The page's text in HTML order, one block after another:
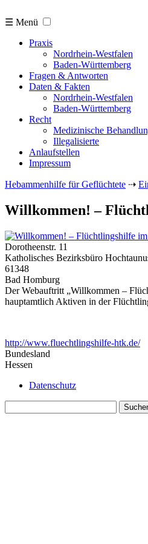
☰ Menü
Praxis
Nordrhein-Westfalen
Baden-Württemberg
Fragen & Antworten
Daten & Fakten
Nordrhein-Westfalen
Baden-Württemberg
Recht
Medizinische
Illegalisierte
Anlaufstellen
Impressum
Hebammenhilfe für Geflüchtete ⇢
Willkommen! –
Dorotheenstr. 11
Katholisches Bezirksbüro
61348
Bad Homburg
Der Webauftritt „Willkommen –
hauptamtlich Aktiven in der
http://www.fluechtlingshilfe-htk.de/
Bundesland
Hessen
Datenschutz